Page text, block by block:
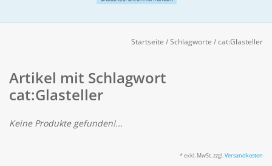
anlegen
NEU
Gedeckter Tisch
Startseite /Schlagworte /cat:Glasteller
Artikel mit Schlagwort
cat:Glasteller
Keine Produkte gefunden!...
* exkl. MwSt. zzgl.Versandkosten